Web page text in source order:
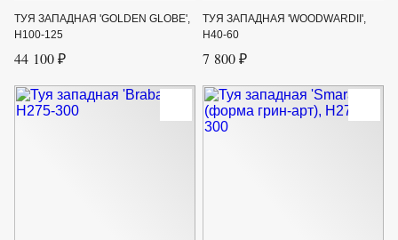
ТУЯ ЗАПАДНАЯ 'GOLDEN GLOBE',
H100-125
44 100 ₽
ТУЯ ЗАПАДНАЯ 'WOODWARDII',
H40-60
7 800 ₽